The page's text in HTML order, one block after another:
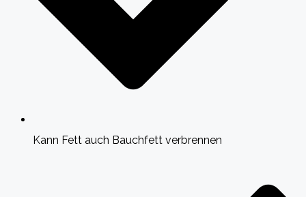
Kann Fett auch Bauchfett verbrennen